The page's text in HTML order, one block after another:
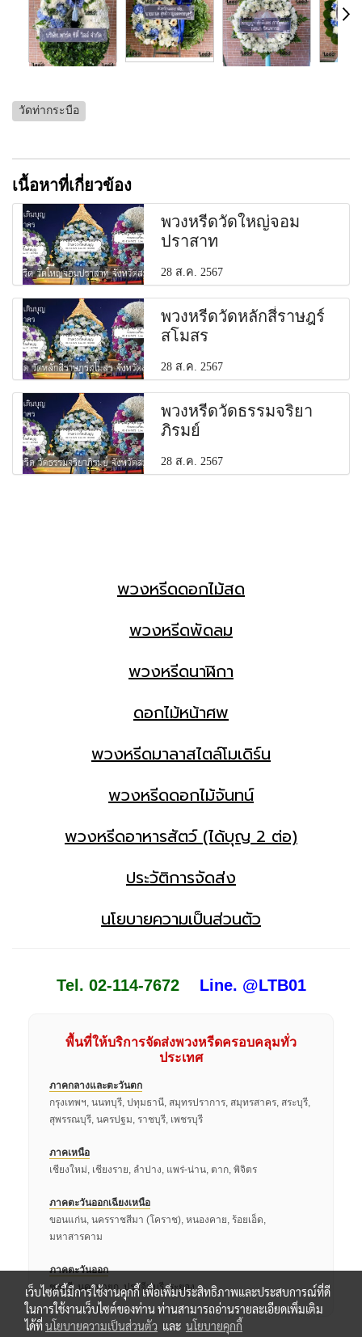
วัดท่ากระบือ
เนื้อหาที่เกี่ยวข้อง
พวงหรีดวัดใหญ่จอม
ปราสาท
28 ส.ค. 2567
พวงหรีดวัดหลักสี่ราษฎร์
สโมสร
28 ส.ค. 2567
พวงหรีดวัดธรรมจริยา
ภิรมย์
28 ส.ค. 2567
พวงหรีดดอกไม้สด
พวงหรีดพัดลม
พวงหรีดนาฬิกา
ดอกไม้หน้าศพ
พวงหรีดมาลาสไตล์โมเดิร์น
พวงหรีดดอกไม้จันทน์
พวงหรีดอาหารสัตว์ (ได้บุญ 2 ต่อ)
ประวัติการจัดส่ง
นโยบายความเป็นส่วนตัว
Tel. 02-114-7672 Line. @LTB01
พื้นที่ให้บริการจัดส่งพวงหรีดครอบคลุมทั่ว
ประเทศ
ภาคกลางและตะวันตก
กรุงเทพฯ, นนทบุรี, ปทุมธานี, สมุทรปราการ, สมุทรสาคร, สระบุรี,
สุพรรณบุรี, นครปฐม, ราชบุรี, เพชรบุรี
ภาคเหนือ
เชียงใหม่, เชียงราย, ลำปาง, แพร่-น่าน, ตาก, พิจิตร
ภาคตะวันออกเฉียงเหนือ
ขอนแก่น, นครราชสีมา (โคราช), หนองคาย, ร้อยเอ็ด,
มหาสารคาม
ภาคตะวันออก
ชลบุรี, นครนายก, ปราจีนบุรี, ระยอง
เว็บไซต์นี้มีการใช้งานคุกกี้ เพื่อเพิ่มประสิทธิภาพและประสบการณ์ที่ดี
ในการใช้งานเว็บไซต์ของท่าน ท่านสามารถอ่านรายละเอียดเพิ่มเติม
ได้ที่นโยบายความเป็นส่วนตัว และ นโยบายคุกกี้